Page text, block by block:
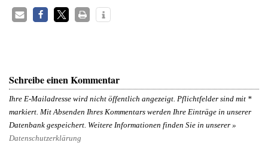
Schreibe einen Kommentar
Ihre E-Mailadresse wird nicht öffentlich angezeigt. Pflichtfelder sind mit *
markiert. Mit Absenden Ihres Kommentars werden Ihre Einträge in unserer
Datenbank gespeichert. Weitere Informationen finden Sie in unserer »
Datenschutzerklärung